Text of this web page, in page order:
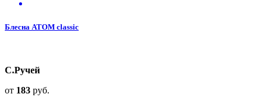
Блесна АТОМ classic
С.Ручей
от 183 руб.